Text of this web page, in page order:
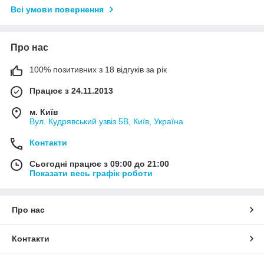
Всі умови повернення
Про нас
100% позитивних з 18 відгуків за рік
Працює з 24.11.2013
м. Київ
Вул. Кудрявський узвіз 5В, Київ, Україна
Контакти
Сьогодні працює з 09:00 до 21:00
Показати весь графік роботи
Про нас
Контакти